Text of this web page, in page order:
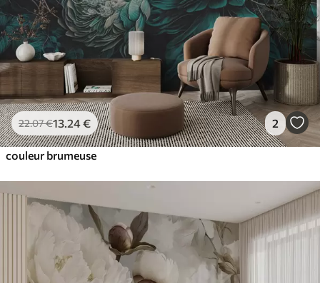
22.07€13 .24€ 2
couleur brumeuse